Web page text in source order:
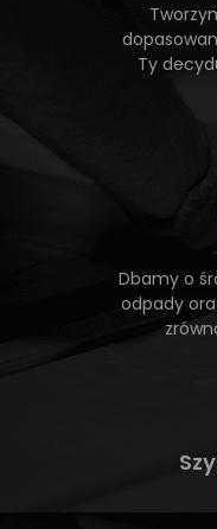
Ty
Dbamy o
odpady